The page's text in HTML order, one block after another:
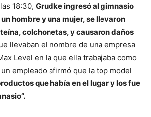
18:30, Grudke ingresó al gimnasio
hombre y una mujer, se llevaron
colchonetas, y causaron daños
llevaban el nombre de una empresa
Level en la que ella trabajaba como
empleado afirmó que la top model
que había en el lugar y los fue